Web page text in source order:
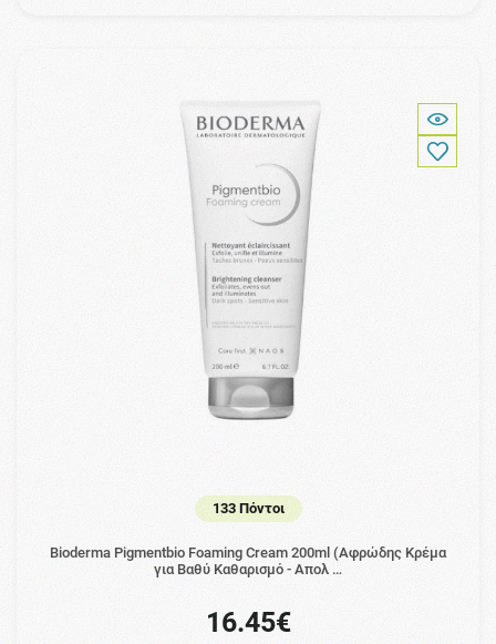
133 Πόντοι
Bioderma Pigmentbio Foaming Cream 200ml (Αφρώδης Κρέμα
για Βαθύ Καθαρισμό - Απολ …
16.45€